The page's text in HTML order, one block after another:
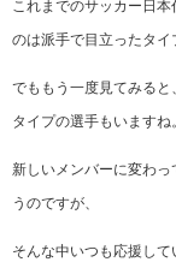
これまでのサッカー日
のは派手で目立ったタイ
でももう一度見てみる
タイプの選手もいますね。
新しいメンバーに変わ
うのですが、
そんな中いつも応援して